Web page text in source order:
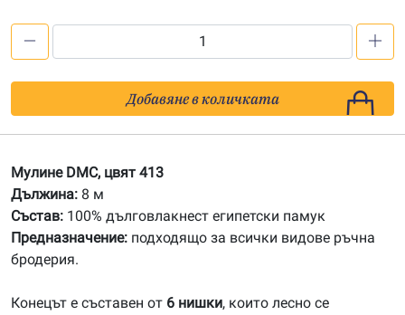
Мулине
DMC
Добавяне в количката
Мулине DMC, цвят 413
Дължина: 8 м
Състав: 100% дълговлакнест египетски памук
Предназначение: подходящо за всички видове ръчна
бродерия.
Конецът е съставен от 6 нишки, които лесно се